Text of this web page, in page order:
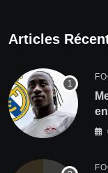
Articles